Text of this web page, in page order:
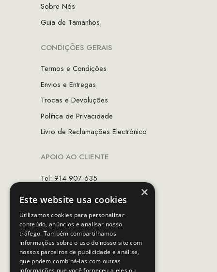
Sobre Nós
Guia de Tamanhos
CONDIÇÕES GERAIS
Termos e Condições
Envios e Entregas
Trocas e Devoluções
Política de Privacidade
Livro de Reclamações Electrónico
APOIO AO CLIENTE
Tel: 914 907 635
Horário de contacto:
Dias úteis das 10h as 19h
×
Este website usa cookies
Utilizamos cookies para personalizar
conteúdo, anúncios e analisar nosso
tráfego. Também compartilhamos
informações sobre o uso do nosso site com
nossos parceiros de publicidade e análise,
que podem combiná-las com outras
informações que você forneceu a eles ou